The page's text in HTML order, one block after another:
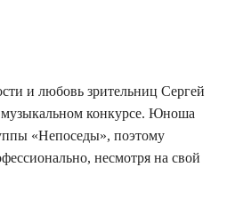
и любовь зрительниц Сергей
конкурсе. Юноша
«Непоседы», поэтому
несмотря на свой